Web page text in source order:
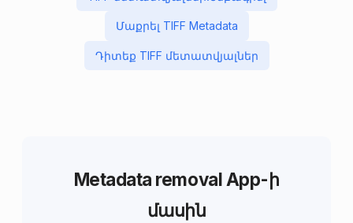
Մաքրել TIFF Metadata
Դիտեք TIFF մետատվյալներ
Metadata removal App-ի
մասին